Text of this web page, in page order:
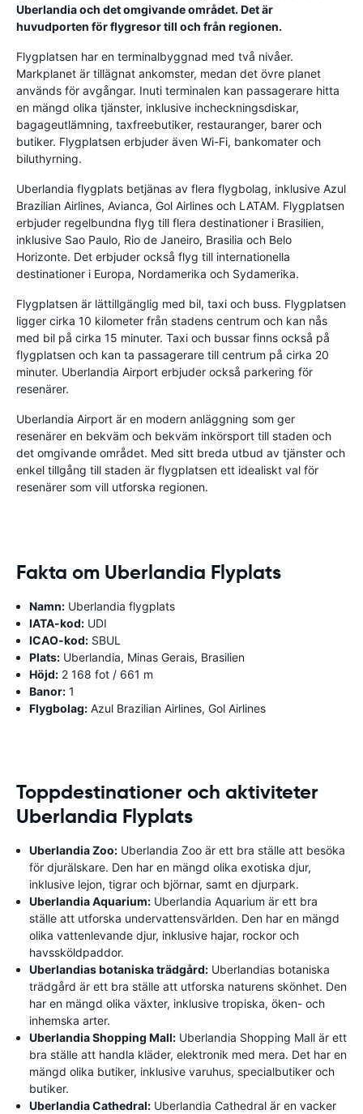
Uberlandia och det omgivande området. Det är
huvudporten för flygresor till och från regionen.
Flygplatsen har en terminalbyggnad med två nivåer.
Markplanet är tillägnat ankomster, medan det övre planet
används för avgångar. Inuti terminalen kan passagerare hitta
en mängd olika tjänster, inklusive incheckningsdiskar,
bagageutlämning, taxfreebutiker, restauranger, barer och
butiker. Flygplatsen erbjuder även Wi-Fi, bankomater och
biluthyrning.
Uberlandia flygplats betjänas av flera flygbolag, inklusive Azul
Brazilian Airlines, Avianca, Gol Airlines och LATAM. Flygplatsen
erbjuder regelbundna flyg till flera destinationer i Brasilien,
inklusive Sao Paulo, Rio de Janeiro, Brasilia och Belo
Horizonte. Det erbjuder också flyg till internationella
destinationer i Europa, Nordamerika och Sydamerika.
Flygplatsen är lättillgänglig med bil, taxi och buss. Flygplatsen
ligger cirka 10 kilometer från stadens centrum och kan nås
med bil på cirka 15 minuter. Taxi och bussar finns också på
flygplatsen och kan ta passagerare till centrum på cirka 20
minuter. Uberlandia Airport erbjuder också parkering för
resenärer.
Uberlandia Airport är en modern anläggning som ger
resenärer en bekväm och bekväm inkörsport till staden och
det omgivande området. Med sitt breda utbud av tjänster och
enkel tillgång till staden är flygplatsen ett idealiskt val för
resenärer som vill utforska regionen.
Fakta om Uberlandia Flyplats
Namn: Uberlandia flygplats
IATA-kod: UDI
ICAO-kod: SBUL
Plats: Uberlandia, Minas Gerais, Brasilien
Höjd: 2 168 fot / 661 m
Banor: 1
Flygbolag: Azul Brazilian Airlines, Gol Airlines
Toppdestinationer och aktiviteter
Uberlandia Flyplats
Uberlandia Zoo: Uberlandia Zoo är ett bra ställe att besöka
för djurälskare. Den har en mängd olika exotiska djur,
inklusive lejon, tigrar och björnar, samt en djurpark.
Uberlandia Aquarium: Uberlandia Aquarium är ett bra
ställe att utforska undervattensvärlden. Den har en mängd
olika vattenlevande djur, inklusive hajar, rockor och
havssköldpaddor.
Uberlandias botaniska trädgård: Uberlandias botaniska
trädgård är ett bra ställe att utforska naturens skönhet. Den
har en mängd olika växter, inklusive tropiska, öken- och
inhemska arter.
Uberlandia Shopping Mall: Uberlandia Shopping Mall är ett
bra ställe att handla kläder, elektronik med mera. Det har en
mängd olika butiker, inklusive varuhus, specialbutiker och
butiker.
Uberlandia Cathedral: Uberlandia Cathedral är en vacker